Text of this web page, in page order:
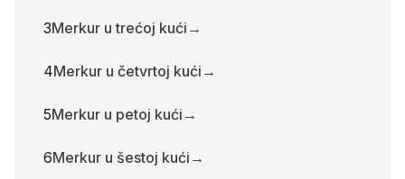
3Merkur u trećoj kući →
4Merkur u četvrtoj kući →
5Merkur u petoj kući →
6Merkur u šestoj kući →